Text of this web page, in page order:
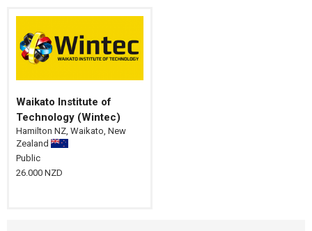
Waikato Institute of
Technology (Wintec)
Hamilton NZ, Waikato, New
Zealand
Public
26.000 NZD